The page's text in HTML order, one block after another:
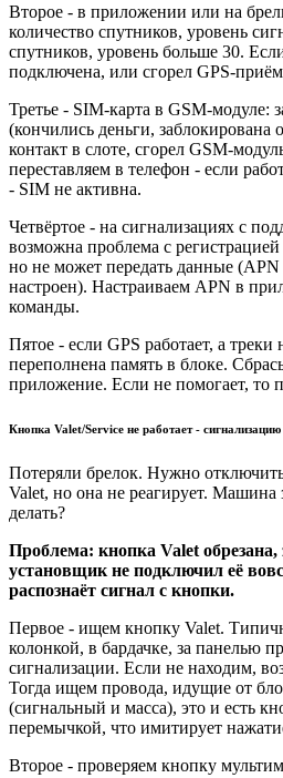
Второе - в приложении или на
количество спутников, уровень
спутников, уровень больше 30.
подключена, или сгорел GPS-
Третье - SIM-карта в GSM-модуле:
(кончились деньги, заблокирована
контакт в слоте, сгорел GSM-
переставляем в телефон - если
- SIM не активна.
Четвёртое - на сигнализациях с
возможна проблема с
но не может передать данные
настроен). Настраиваем APN в
команды.
Пятое - если GPS работает, а треки
переполнена память в блоке.
приложение. Если не помогает, то
Кнопка Valet/Service не работает -
Потеряли брелок. Нужно
Valet, но она не реагирует. Машина
делать?
Проблема: кнопка Valet обрезана,
установщик не подключил её
распознаёт сигнал с кнопки.
Первое - ищем кнопку Valet.
колонкой, в бардачке, за панелью
сигнализации. Если не находим,
Тогда ищем провода, идущие от
(сигнальный и масса), это и есть
перемычкой, что имитирует
Второе - проверяем кнопку